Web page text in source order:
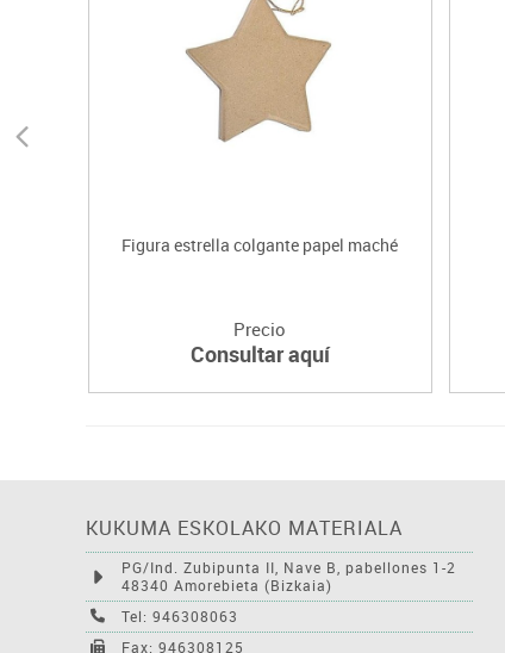
Figura estrella colgante papel maché
Precio
Consultar aquí
KUKUMA ESKOLAKO MATERIALA
PG/Ind. Zubipunta II, Nave B, pabellones 1-2
48340 Amorebieta (Bizkaia)
Tel: 946308063
Fax: 946308125